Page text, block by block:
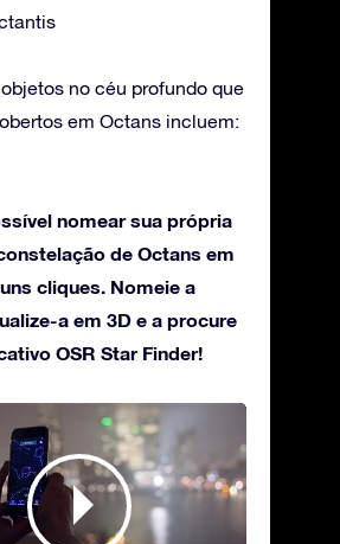
no céu profundo que
em Octans incluem:
nomear sua própria
de Octans em
cliques. Nomeie a
a em 3D e a procure
OSR Star Finder!